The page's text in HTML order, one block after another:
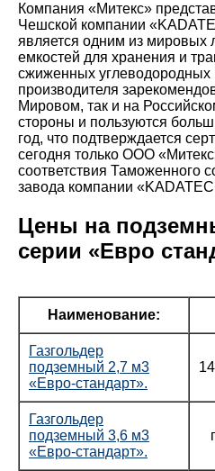
Компания «Митекс»
Чешской компании
является одним из мировых
емкостей для хранения и
сжиженных углеводородных
производителя
Мировом, так и на
стороны и пользуются
год, что подтверждается
сегодня только ООО
соответствия Таможенного
завода компании
Цены на
серии «Евро
Наименование:
Газгольдер
подземный 2,7 м3
«Евро-стандарт».
Газгольдер
подземный 3,6 м3
«Евро-стандарт».